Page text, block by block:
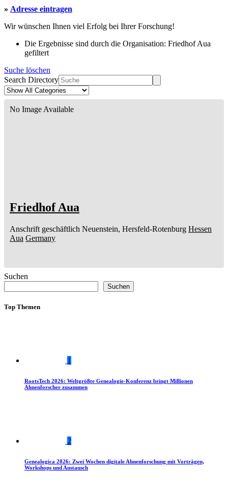
» Adresse eintragen
Wir wünschen Ihnen viel Erfolg bei Ihrer Forschung!
Die Ergebnisse sind durch die Organisation: Friedhof Aua
gefiltert
Suche löschen
Search Directory
No Image Available
Friedhof Aua
Anschrift geschäftlich Neuenstein, Hersfeld-Rotenburg Hessen
Aua Germany
Suchen
Suchen
Top Themen
1
RootsTech 2026: Weltgrößte Genealogie-Konferenz bringt Millionen
Ahnenforscher zusammen
2
Genealogica 2026: Zwei Wochen digitale Ahnenforschung mit Vorträgen,
Workshops und Austausch